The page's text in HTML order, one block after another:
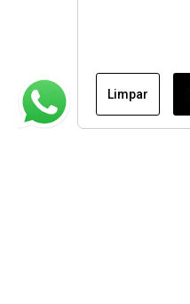
Limpar